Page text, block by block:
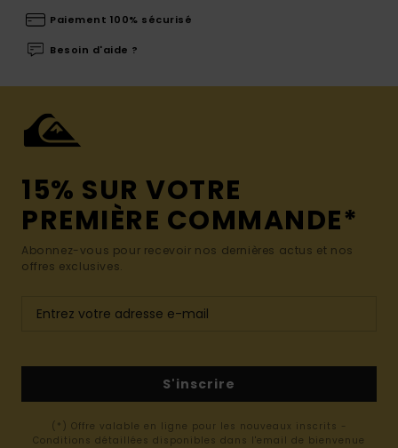
Paiement 100% sécurisé
Besoin d'aide ?
15% SUR VOTRE
PREMIÈRE COMMANDE*
Abonnez-vous pour recevoir nos dernières actus et nos
offres exclusives.
S'inscrire
(*) Offre valable en ligne pour les nouveaux inscrits -
Conditions détaillées disponibles dans l'email de bienvenue